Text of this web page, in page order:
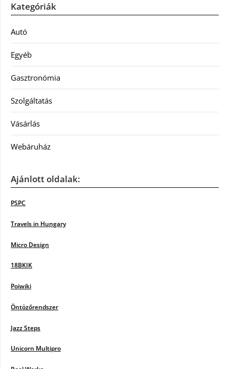
Kategóriák
Autó
Egyéb
Gasztronómia
Szolgáltatás
Vásárlás
Webáruház
Ajánlott oldalak:
PSPC
Travels in Hungary
Micro Design
18BKIK
Poiwiki
Öntözőrendszer
Jazz Steps
Unicorn Multipro